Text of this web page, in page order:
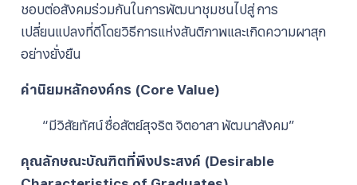
ชอบต่อสังคมร่วมกันในการพัฒนาชุมชนไปสู่ การ
เปลี่ยนแปลงที่ดีโดยวิธีการแห่งสันติภาพและเกิดความผาสุก
อย่างยั่งยืน
ค่านิยมหลักองค์กร (Core Value)
“มีวิสัยทัศน์ ซื่อสัตย์สุจริต จิตอาสา พัฒนาสังคม”
คุณลักษณะบัณฑิตที่พึงประสงค์ (Desirable